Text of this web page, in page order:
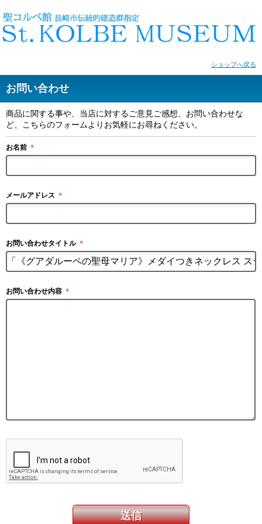
ショップへ戻る
お問い合わせ
商品に関する事や、当店に対するご意見ご感想、お問い合わせな
ど、こちらのフォームよりお気軽にお尋ねください。
お名前 ＊
メールアドレス ＊
お問い合わせタイトル ＊
お問い合わせ内容 ＊